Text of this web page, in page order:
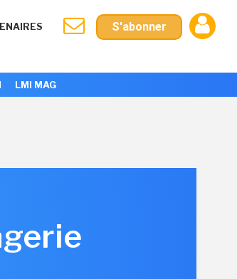
S'abonner
LMI MAG